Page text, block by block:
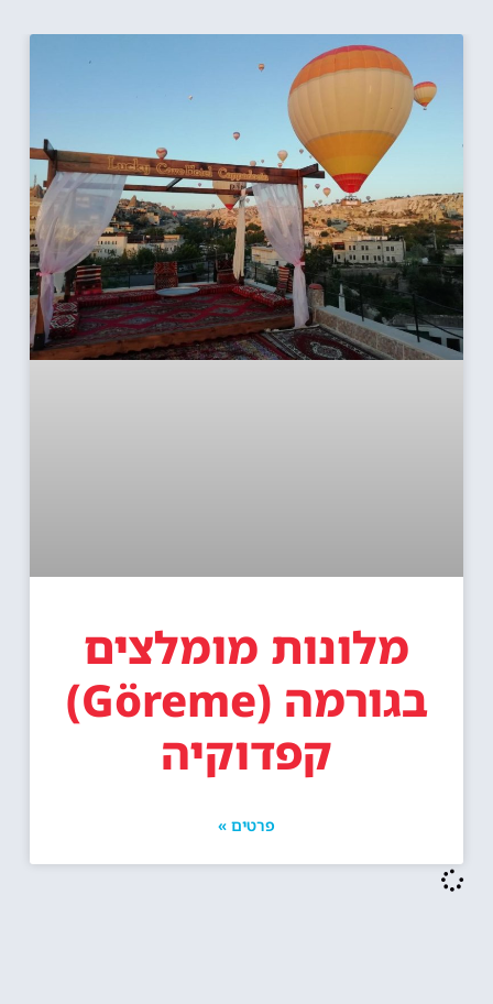
מלונות מומלצים
בגורמה (Göreme)
קפדוקיה
פרטים »